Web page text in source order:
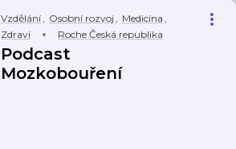
Vzdělání, Osobní rozvoj , Medicína ,
Zdraví
Roche Česká republika
Podcast
Mozkobouření